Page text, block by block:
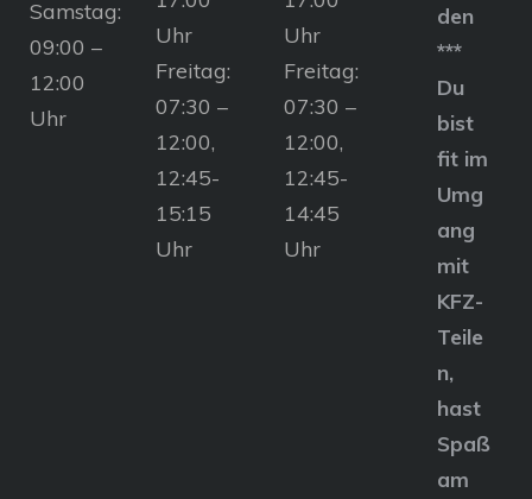
Samstag:
09:00 –
12:00
Uhr
Uhr
Freitag:
07:30 –
12:00,
12:45-
15:15
Uhr
Uhr
Freitag:
07:30 –
12:00,
12:45-
14:45
Uhr
den
***
Du
bist
fit im
Umg
ang
mit
KFZ-
Teile
n,
hast
Spaß
am